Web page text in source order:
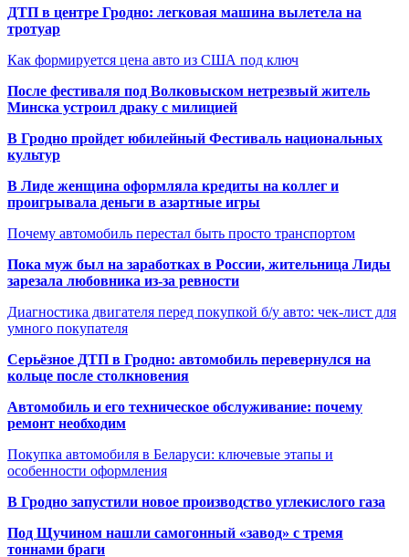
ДТП в центре Гродно: легковая машина вылетела на
тротуар
Как формируется цена авто из США под ключ
После фестиваля под Волковыском нетрезвый житель
Минска устроил драку с милицией
В Гродно пройдет юбилейный Фестиваль национальных
культур
В Лиде женщина оформляла кредиты на коллег и
проигрывала деньги в азартные игры
Почему автомобиль перестал быть просто транспортом
Пока муж был на заработках в России, жительница Лиды
зарезала любовника из-за ревности
Диагностика двигателя перед покупкой б/у авто: чек-лист для
умного покупателя
Серьёзное ДТП в Гродно: автомобиль перевернулся на
кольце после столкновения
Автомобиль и его техническое обслуживание: почему
ремонт необходим
Покупка автомобиля в Беларуси: ключевые этапы и
особенности оформления
В Гродно запустили новое производство углекислого газа
Под Щучином нашли самогонный «завод» с тремя
тоннами браги